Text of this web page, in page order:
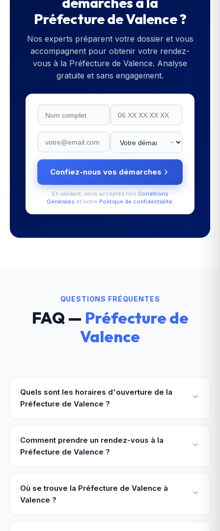
Préfecture de Valence?
Nos experts préparent votre dossier et vous
accompagnent pour obtenir votre rendez-
vous à la Préfecture de Valence. Analyse
gratuite et sans engagement.
Confiez-nous vos démarches
En validant, vous acceptez nos Conditions
Générales et notre Politique de confidentialité.
QUESTIONS FRÉQUENTES
FAQ — Préfecture de
Valence
Quels sont les horaires d'ouverture de la
Préfecture de Valence ?
Comment prendre un rendez-vous à la
Préfecture de Valence ?
Où se trouve la Préfecture de Valence à
Valence ?